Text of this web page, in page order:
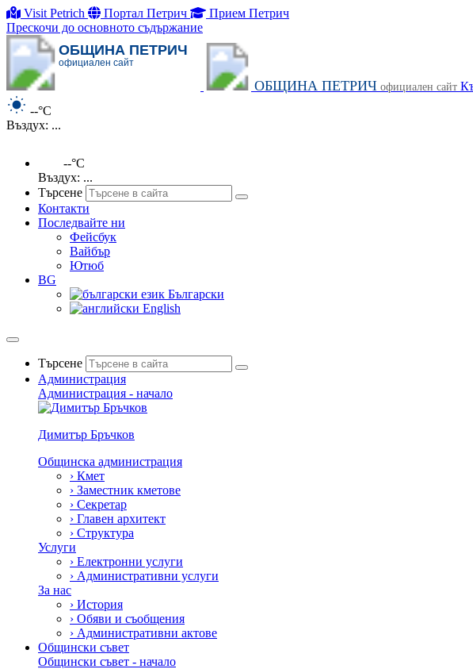
Visit Petrich Портал Петрич
Прием Петрич
Прескочи до основното съдържание
ОБЩИНА ПЕТРИЧ
официален сайт
ОБЩИНА ПЕТРИЧ официален сайт
--°C
Въздух: ...
--°C
Въздух: ...
Търсене
Контакти
Последвайте ни
Фейсбук
Вайбър
Ютюб
BG
Български
English
Търсене
Администрация
Администрация - начало
Димитър Бръчков
Общинска администрация
› Кмет
› Заместник кметове
› Секретар
› Главен архитект
› Структура
Услуги
› Електронни услуги
› Административни услуги
За нас
› История
› Обяви и съобщения
› Административни актове
Общински съвет
Общински съвет - начало